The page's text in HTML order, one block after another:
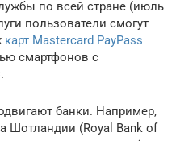
по всей стране (июль
пользователи смогут
карт Mastercard PayPass
смартфонов с
банки. Например,
Шотландии (Royal Bank of